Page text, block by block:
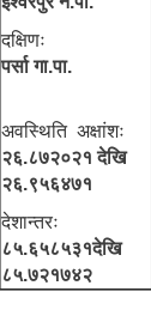
दक्षिणः
पर्सा गा.पा.
अवस्थिति अक्षांशः
२६.८७२०२१ देखि
२६.९५६४७१
देशान्तरः
८५.६५८५३१देखि
८५.७२१७४२